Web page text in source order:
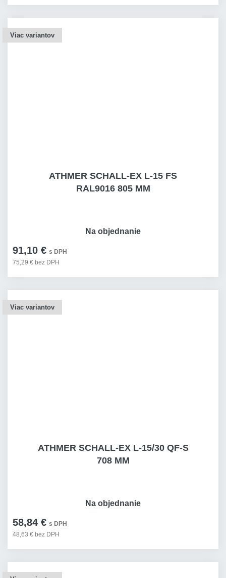
Viac variantov
ATHMER SCHALL-EX L-15 FS
RAL9016 805 MM
91,10 € s DPH
75,29 € bez DPH
Na objednanie
Viac variantov
ATHMER SCHALL-EX L-15/30 QF-S
708 MM
58,84 € s DPH
48,63 € bez DPH
Na objednanie